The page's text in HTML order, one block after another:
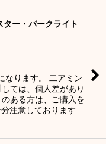
ター・バークライト
なります。 二アミン
ては、個人差があり
ある方は、ご購入を
注意しております